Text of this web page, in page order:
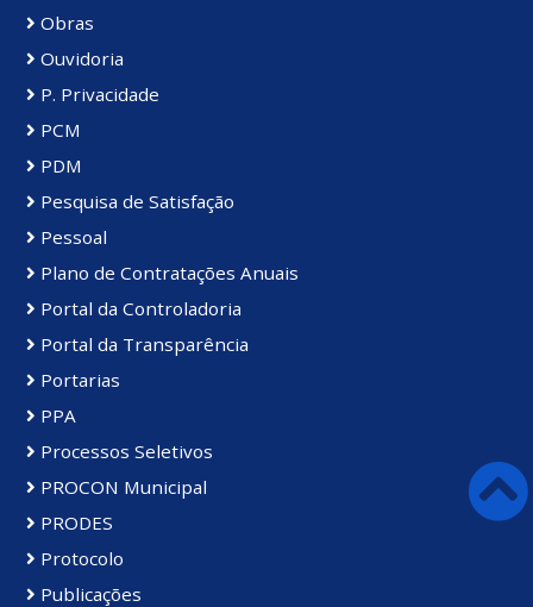
Obras
Ouvidoria
P. Privacidade
PCM
PDM
Pesquisa de Satisfação
Pessoal
Plano de Contratações Anuais
Portal da Controladoria
Portal da Transparência
Portarias
PPA
Processos Seletivos
PROCON Municipal
PRODES
Protocolo
Publicações